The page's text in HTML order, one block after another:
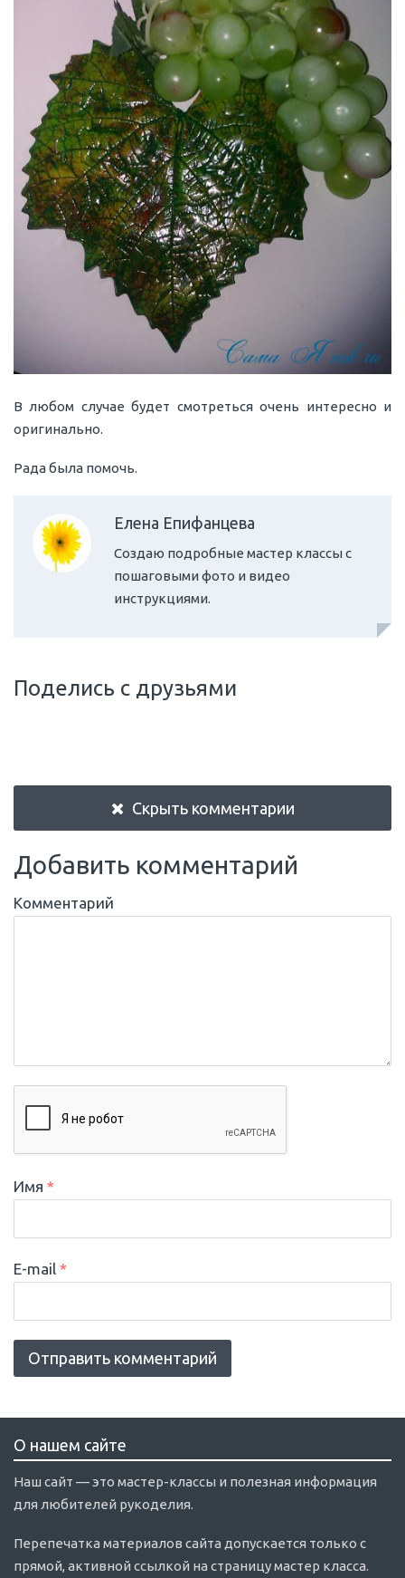
В любом случае будет смотреться очень интересно и
оригинально.
Рада была помочь.
Елена Епифанцева
Создаю подробные мастер классы с
пошаговыми фото и видео
инструкциями.
Поделись с друзьями
Скрыть комментарии
Добавить комментарий
Комментарий
Имя *
E-mail *
О нашем сайте
Наш сайт — это мастер-классы и полезная информация
для любителей рукоделия.
Перепечатка материалов сайта допускается только с
прямой, активной ссылкой на страницу мастер класса.